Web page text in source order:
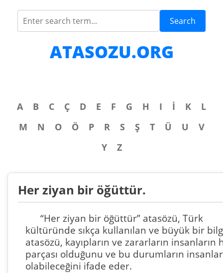
Search
ATASOZU.ORG
A B C Ç D E F G H I İ K
L
M
N O Ö P R S Ş T Ü U
V
Y
Z
Her ziyan bir öğüttür.
“Her ziyan bir öğüttür” atasözü, Türk
kültüründe sıkça kullanılan ve büyük bir
atasözü, kayıpların ve zararların insanların
parçası olduğunu ve bu durumların
olabileceğini ifade eder.